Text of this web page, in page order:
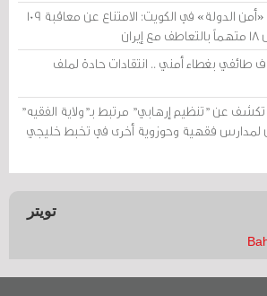
محكمة «أمن الدولة» في الكويت: الامتناع عن معاقبة 109
طائفي بغطاء أمني .. انتقادات حادة لملف
تكشف عن "تنظيم إرهابي" مرتبط بـ"ولاية الفقيه"
لمدارس فقهية وحوزوية أخرى في تخبط خليجي
تويتر